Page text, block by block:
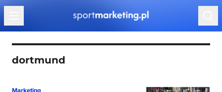
Przejdź do treści
dortmund
Marketing